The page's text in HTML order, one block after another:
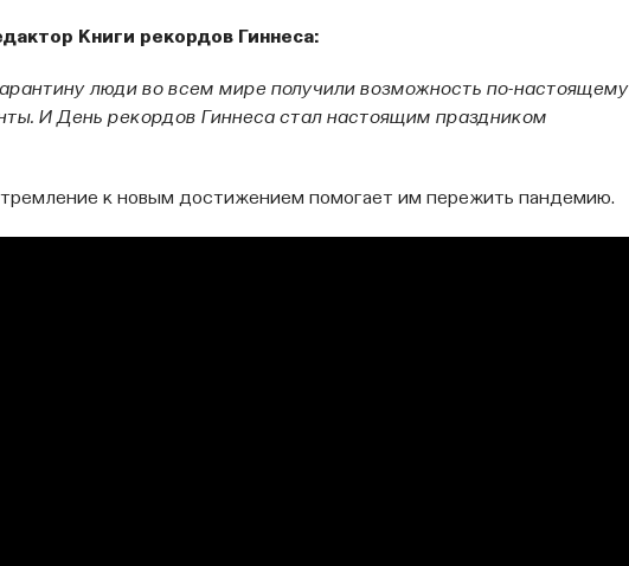
Книги рекордов Гиннеса:
люди во всем мире получили возможность по-настоящему
И День рекордов Гиннеса стал настоящим праздником
к новым достижением помогает им пережить пандемию.